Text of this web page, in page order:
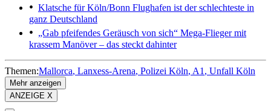
Klatsche für Köln/Bonn Flughafen ist der schlechteste in
ganz Deutschland
„Gab pfeifendes Geräusch von sich“ Mega-Flieger mit
krassem Manöver – das steckt dahinter
Themen:Mallorca Lanxess-Arena Polizei Köln A1 Unfall Köln
Mehr anzeigen
ANZEIGE X